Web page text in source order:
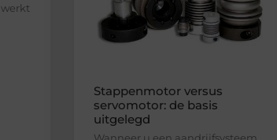
Stappenmotor versus
servomotor: de basis
uitgelegd